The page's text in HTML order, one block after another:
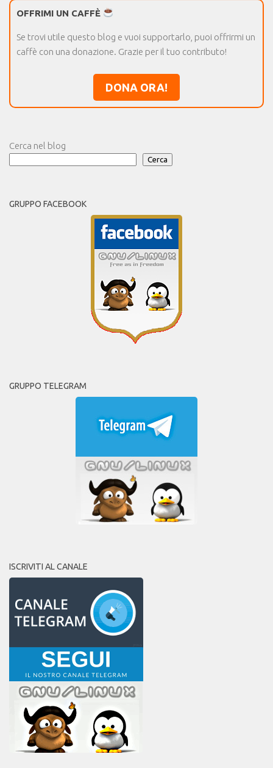
OFFRIMI UN CAFFÈ
Se trovi utile questo blog e vuoi supportarlo, puoi offrirmi un
caffè con una donazione. Grazie per il tuo contributo!
DONA ORA!
Cerca nel blog
Cerca
GRUPPO FACEBOOK
GRUPPO TELEGRAM
ISCRIVITI AL CANALE